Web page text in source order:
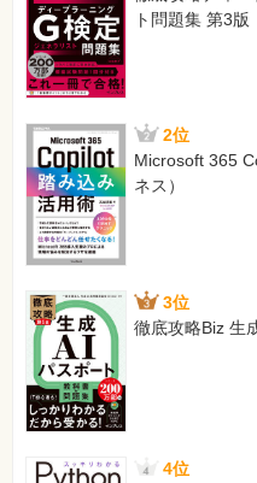
ト問題集 第3版
2位
Microsoft 365
ネス）
3位
徹底攻略Biz 生
4位